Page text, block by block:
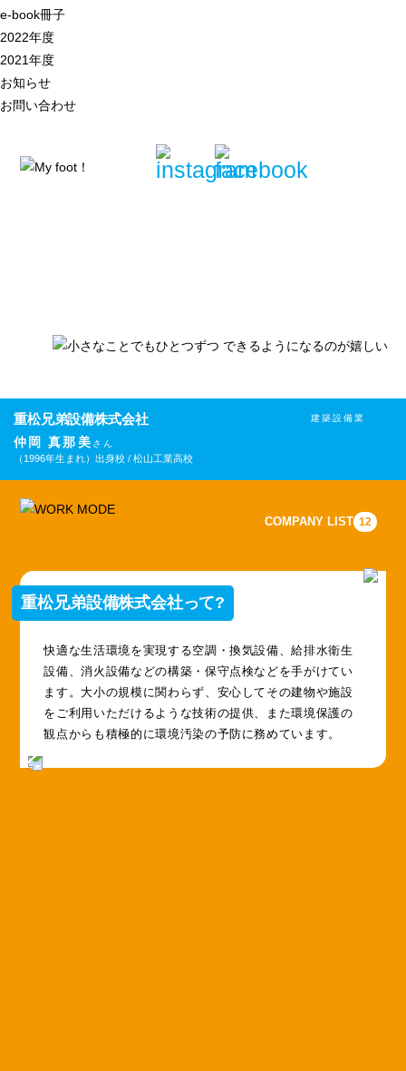
e-book冊子
2022年度
2021年度
お知らせ
お問い合わせ
建築設備業
重松兄弟設備株式会社
仲岡 真那美 さん
（1996年生まれ） 出身校 / 松山工業高校
COMPANY LIST 12
重松兄弟設備株式会社って?
快適な生活環境を実現する空調・換気設備、給排水衛生
設備、消火設備などの構築・保守点検などを手がけてい
ます。大小の規模に関わらず、安心してその建物や施設
をご利用いただけるような技術の提供、また環境保護の
観点からも積極的に環境汚染の予防に務めています。